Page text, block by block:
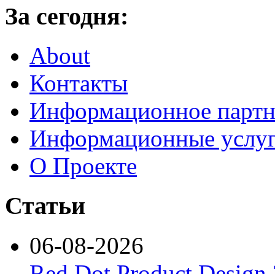
За сегодня:
About
Контакты
Информационное
Информационные
О Проекте
Статьи
06-08-2026